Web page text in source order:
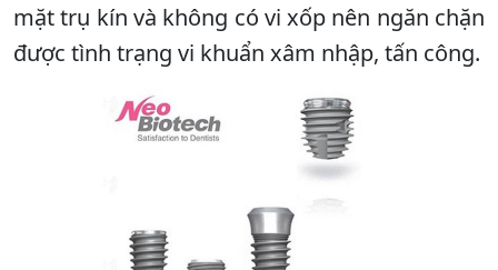
mặt trụ kín và không có vi xốp nên ngăn chặn
được tình trạng vi khuẩn xâm nhập, tấn công.